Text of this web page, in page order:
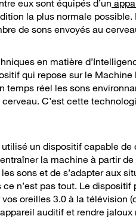
eux sont équipés d’un
la plus normale possible.
de sons envoyés au
en matière
qui repose sur le Machine
réel les sons
C’est cette
un dispositif capable de
la machine à partir
sons et de s’adapter aux
n’est pas tout. Le
oreilles 3.0 à la télévision
auditif et rendre jaloux